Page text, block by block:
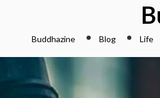
Buddhazine Blog Life